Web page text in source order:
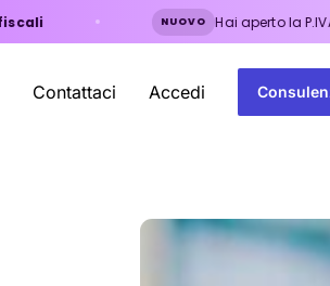
NUOVO Hai aperto la P.IVA nel 2026?Il
Contattaci Accedi